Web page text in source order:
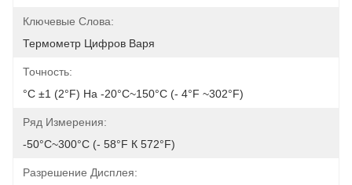
Ключевые Слова:
Термометр Цифров Варя
Точность:
°C ±1 (2°F) На -20°C~150°C (- 4°F ~302°F)
Ряд Измерения:
-50°C~300°C (- 58°F К 572°F)
Разрешение Дисплея: